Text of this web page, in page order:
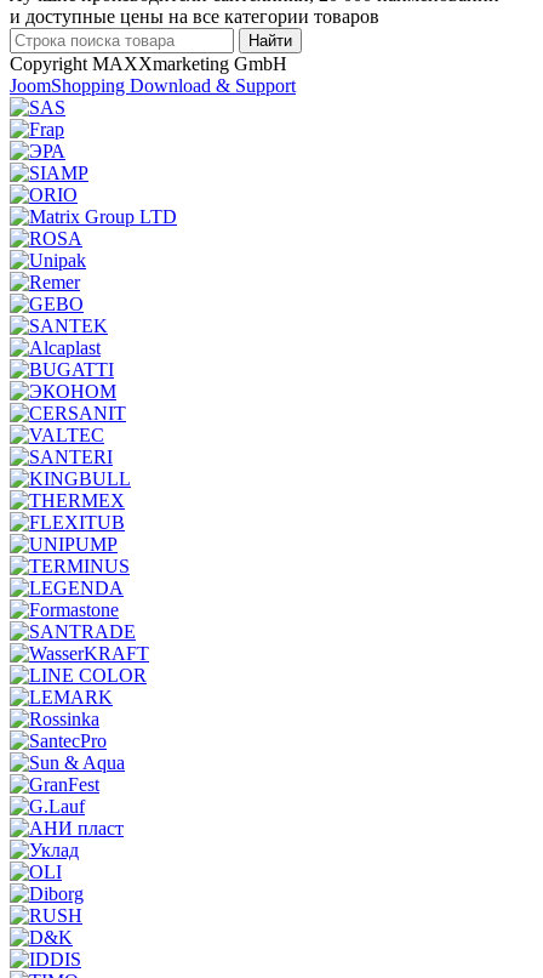
и доступные цены на все категории товаров
Copyright MAXXmarketing GmbH
JoomShopping Download & Support